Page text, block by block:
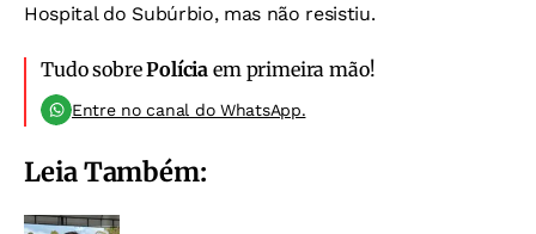
Hospital do Subúrbio, mas não resistiu.
Tudo sobrePolícia em primeira mão!
Entre no canal do WhatsApp.
Leia Também: